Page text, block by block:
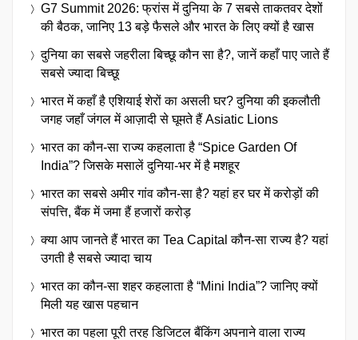
G7 Summit 2026: फ्रांस में दुनिया के 7 सबसे ताकतवर देशों
की बैठक, जानिए 13 बड़े फैसले और भारत के लिए क्यों है खास
दुनिया का सबसे जहरीला बिच्छू कौन सा है?, जानें कहाँ पाए जाते हैं
सबसे ज्यादा बिच्छू
भारत में कहाँ है एशियाई शेरों का असली घर? दुनिया की इकलौती
जगह जहाँ जंगल में आज़ादी से घूमते हैं Asiatic Lions
भारत का कौन-सा राज्य कहलाता है “Spice Garden Of
India”? जिसके मसालें दुनिया-भर में है मशहूर
भारत का सबसे अमीर गांव कौन-सा है? यहां हर घर में करोड़ों की
संपत्ति, बैंक में जमा हैं हजारों करोड़
क्या आप जानते हैं भारत का Tea Capital कौन-सा राज्य है? यहां
उगती है सबसे ज्यादा चाय
भारत का कौन-सा शहर कहलाता है “Mini India”? जानिए क्यों
मिली यह खास पहचान
भारत का पहला पूरी तरह डिजिटल बैंकिंग अपनाने वाला राज्य